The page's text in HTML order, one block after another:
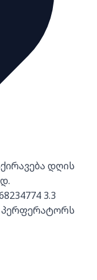
დღის
3.3
პერფერატორს